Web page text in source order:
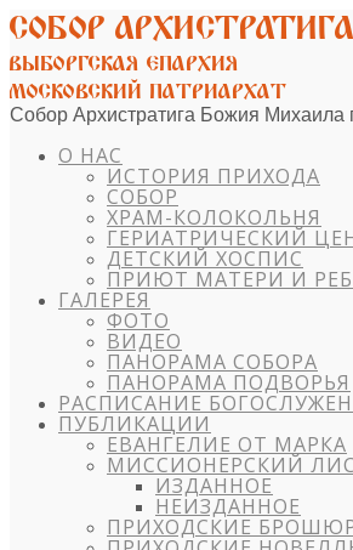
Собор Архистратига Божия Михаила
О НАС
ИСТОРИЯ ПРИХОДА
СОБОР
ХРАМ-КОЛОКОЛЬНЯ
ГЕРИАТРИЧЕСКИЙ
ДЕТСКИЙ ХОСПИС
ПРИЮТ МАТЕРИ И
ГАЛЕРЕЯ
ФОТО
ВИДЕО
ПАНОРАМА СОБОРА
ПАНОРАМА ПОДВОРЬЯ
РАСПИСАНИЕ
ПУБЛИКАЦИИ
ЕВАНГЕЛИЕ ОТ МАРКА
МИССИОНЕРСКИЙ
ИЗДАННОЕ
НЕИЗДАННОЕ
ПРИХОДСКИЕ